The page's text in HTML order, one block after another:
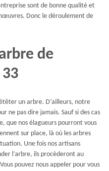
sont de bonne qualité et
Donc le déroulement de
de
un arbre. D’ailleurs, notre
ne pas dire jamais. Sauf si des cas
que nos élagueurs pourront vous
sur place, là où les arbres
Une fois nos artisans
l’arbre, ils procèderont au
pouvez nous appeler pour vous